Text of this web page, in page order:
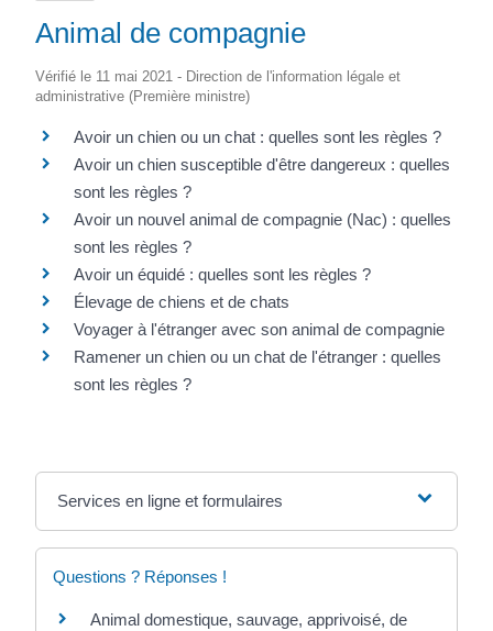
Animal de compagnie
Vérifié le 11 mai 2021 - Direction de l'information légale et
administrative (Première ministre)
Avoir un chien ou un chat : quelles sont les règles ?
Avoir un chien susceptible d'être dangereux : quelles
sont les règles ?
Avoir un nouvel animal de compagnie (Nac) : quelles
sont les règles ?
Avoir un équidé : quelles sont les règles ?
Élevage de chiens et de chats
Voyager à l'étranger avec son animal de compagnie
Ramener un chien ou un chat de l'étranger : quelles
sont les règles ?
Services en ligne et formulaires
Questions ? Réponses !
Animal domestique, sauvage, apprivoisé, de